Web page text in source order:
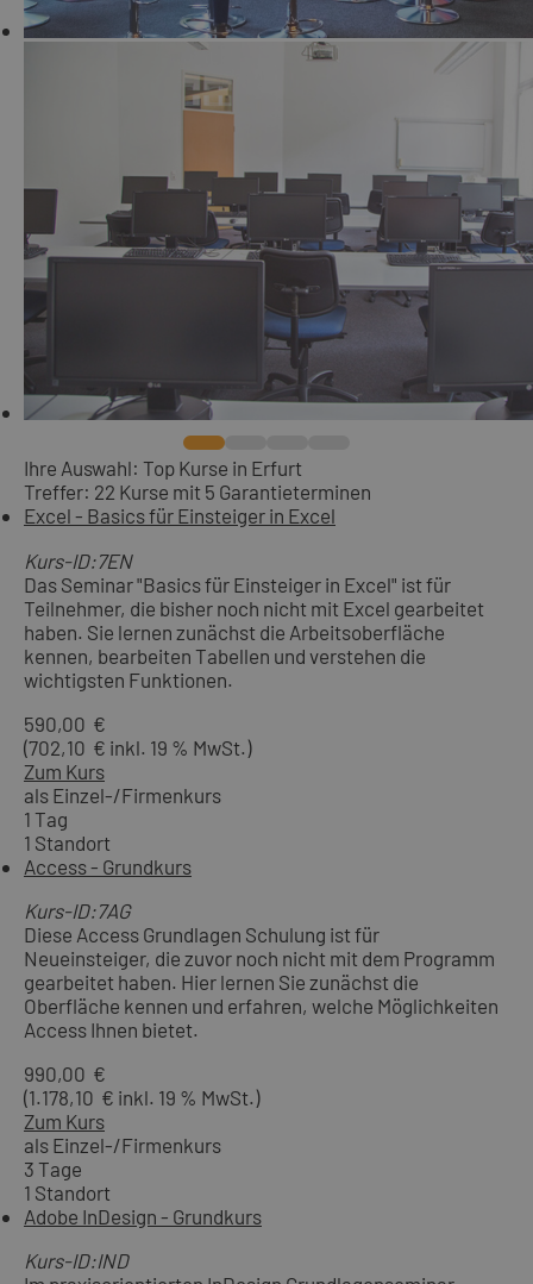
Ihre Auswahl: Top Kurse in Erfurt
Treffer: 22 Kurse mit 5 Garantieterminen
Excel - Basics für Einsteiger in Excel
Kurs-ID:7EN
Das Seminar "Basics für Einsteiger in Excel" ist für
Teilnehmer, die bisher noch nicht mit Excel gearbeitet
haben. Sie lernen zunächst die Arbeitsoberfläche
kennen, bearbeiten Tabellen und verstehen die
wichtigsten Funktionen.
590,00 €
(702,10 € inkl. 19 % MwSt.)
Zum Kurs
als Einzel-/Firmenkurs
1 Tag
1 Standort
Access - Grundkurs
Kurs-ID:7AG
Diese Access Grundlagen Schulung ist für
Neueinsteiger, die zuvor noch nicht mit dem Programm
gearbeitet haben. Hier lernen Sie zunächst die
Oberfläche kennen und erfahren, welche Möglichkeiten
Access Ihnen bietet.
990,00 €
(1.178,10 € inkl. 19 % MwSt.)
Zum Kurs
als Einzel-/Firmenkurs
3 Tage
1 Standort
Adobe InDesign - Grundkurs
Kurs-ID:IND